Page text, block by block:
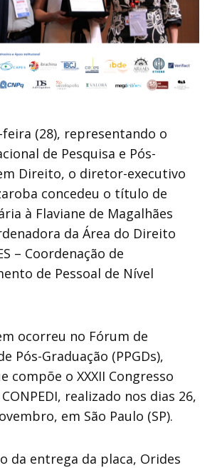
(28), representando o
de Pesquisa e Pós-
Direito, o diretor-executivo
concedeu o título de
à Flaviane de Magalhães
da Área do Direito
– Coordenação de
de Pessoal de Nível
ocorreu no Fórum de
Pós-Graduação (PPGDs),
compõe o XXXII Congresso
realizado nos dias 26,
em São Paulo (SP).
da entrega da placa, Orides